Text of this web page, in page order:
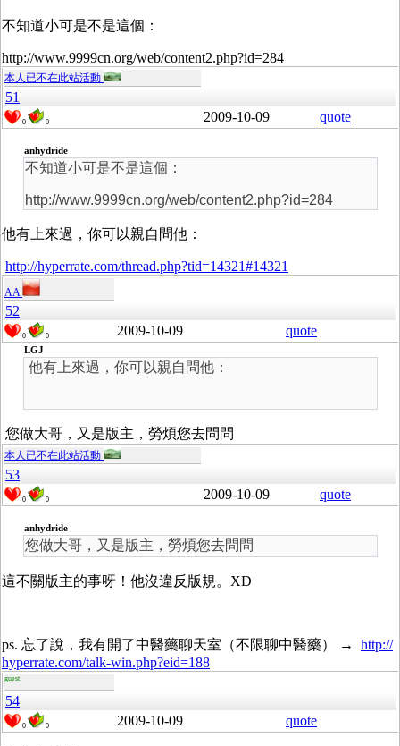
不知道小可是不是這個：
http://www.9999cn.org/web/content2.php?id=284
本人已不在此站活動
51
0 0 2009-10-09 quote
anhydride
不知道小可是不是這個：
http://www.9999cn.org/web/content2.php?id=284
他有上來過，你可以親自問他：
http://hyperrate.com/thread.php?tid=14321#14321
AA
52
0 0 2009-10-09 quote
LGJ
他有上來過，你可以親自問他：
您做大哥，又是版主，勞煩您去問問
本人已不在此站活動
53
0 0 2009-10-09 quote
anhydride
您做大哥，又是版主，勞煩您去問問
這不關版主的事呀！他沒違反版規。XD
ps. 忘了說，我有開了中醫藥聊天室（不限聊中醫藥） → http://
hyperrate.com/talk-win.php?eid=188
guest
54
0 0 2009-10-09 quote